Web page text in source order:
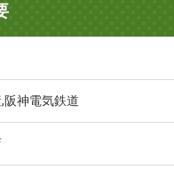
阪神電気鉄道